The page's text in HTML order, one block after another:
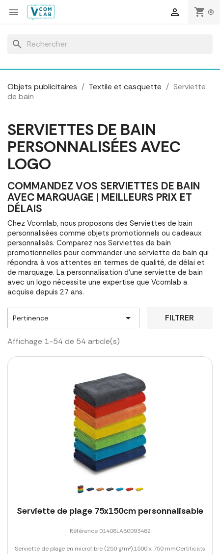
 shopping_cart (0)

search
Objets publicitaires Textile et casquette
Serviette
de bain
SERVIETTES DE BAIN
PERSONNALISÉES AVEC
LOGO
COMMANDEZ VOS SERVIETTES DE BAIN
AVEC MARQUAGE | MEILLEURS PRIX ET
DÉLAIS
Chez Vcomlab, nous proposons des Serviettes de bain
personnalisées comme objets promotionnels ou cadeaux
personnalisés. Comparez nos Serviettes de bain
promotionnelles pour commander une serviette de bain qui
répondra à vos attentes en termes de qualité, de délai et
de marquage. La personnalisation d'une serviette de bain
avec un logo nécessite une expertise que Vcomlab a
acquise depuis 27 ans.
Pertinence  FILTRER
Affichage 1-54 de 54 article(s)
Serviette de plage 75x150cm personnalisable
Référence 01408LAB0093482
Serviette de plage en microfibre (250 g/m²).1500 x 750 mmCertificats
Panneau de gestion des cookies